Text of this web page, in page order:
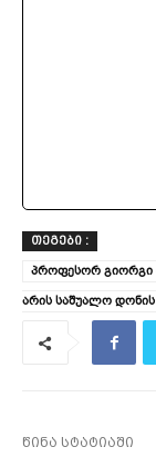
ᲗᲔᲒᲔᲑᲘ :
პროფესორ გიორგი
არის საშუალო დონის
წინა სტატიაში